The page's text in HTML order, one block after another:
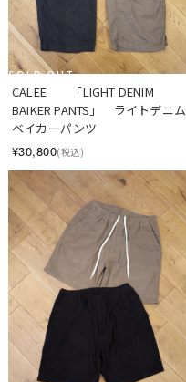
SOLD OUT
CALEE　　「LIGHT DENIM
BAIKER PANTS」　ライトデニム
ベイカーパンツ
¥30,800(税込)